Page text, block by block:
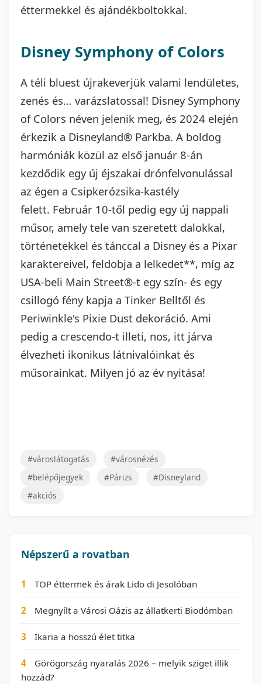
éttermekkel és ajándékboltokkal.
Disney Symphony of Colors
A téli bluest újrakeverjük valami lendületes,
zenés és… varázslatossal! Disney Symphony
of Colors néven jelenik meg, és 2024 elején
érkezik a Disneyland® Parkba. A boldog
harmóniák közül az első január 8-án
kezdődik egy új éjszakai drónfelvonulással
az égen a Csipkerózsika-kastély
felett. Február 10-től pedig egy új nappali
műsor, amely tele van szeretett dalokkal,
történetekkel és tánccal a Disney és a Pixar
karaktereivel, feldobja a lelkedet**, míg az
USA-beli Main Street®-t egy szín- és egy
csillogó fény kapja a Tinker Belltől és
Periwinkle's Pixie Dust dekoráció. Ami
pedig a crescendo-t illeti, nos, itt járva
élvezheti ikonikus látnivalóinkat és
műsorainkat. Milyen jó az év nyitása!
#városlátogatás
#városnézés
#belépőjegyek
#Párizs
#Disneyland
#akciós
Népszerű a rovatban
1 TOP éttermek és árak Lido di Jesolóban
2 Megnyílt a Városi Oázis az állatkerti Biodómban
3 Ikaria a hosszú élet titka
4
Görögország nyaralás 2026 – melyik sziget illik
hozzád?